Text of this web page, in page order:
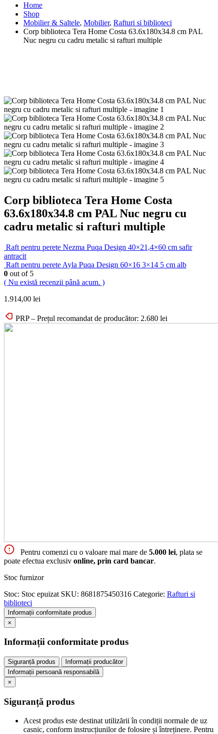
Home
Shop
Mobilier & Saltele, Mobilier, Rafturi si biblioteci
Corp biblioteca Tera Home Costa 63.6x180x34.8 cm PAL
Nuc negru cu cadru metalic si rafturi multiple
Corp biblioteca Tera Home Costa
63.6x180x34.8 cm PAL Nuc negru cu
cadru metalic si rafturi multiple
Raft pentru perete Nezma Puqa Design 40×21,4×60 cm safir
antracit
Raft pentru perete Ayla Puqa Design 60×16 3×14 5 cm alb
0 out of 5
( Nu există recenzii până acum. )
1.914,00 lei
PRP – Prețul recomandat de producător: 2.680 lei
Pentru comenzi cu o valoare mai mare de 5.000 lei, plata se
poate efectua exclusiv online, prin card bancar.
Stoc furnizor
Stoc: Stoc epuizat SKU: 8681875450316 Categorie: Rafturi si
biblioteci
Informații conformitate produs
×
Informații conformitate produs
Siguranță produs
Informații producător
Informații persoană responsabilă
×
Siguranță produs
Acest produs este destinat utilizării în condiții normale de uz
casnic, conform instrucțiunilor de folosire și întreținere. Pentru